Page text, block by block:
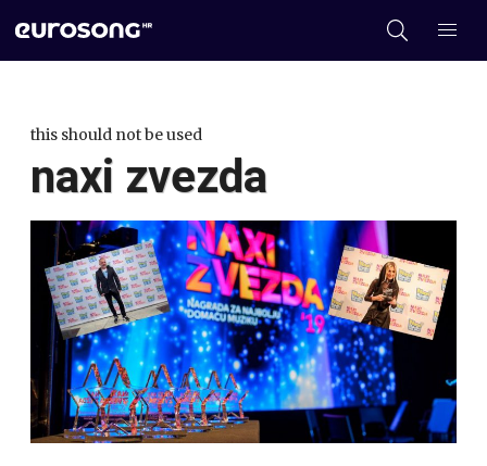
this should not be used
naxi zvezda